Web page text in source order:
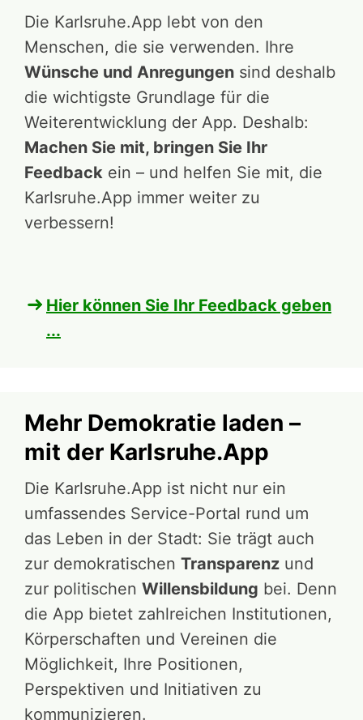
Die Karlsruhe.App lebt von den
Menschen, die sie verwenden. Ihre
Wünsche und Anregungen sind deshalb
die wichtigste Grundlage für die
Weiterentwicklung der App. Deshalb:
Machen Sie mit, bringen Sie Ihr
Feedback ein – und helfen Sie mit, die
Karlsruhe.App immer weiter zu
verbessern!
Hier können Sie Ihr Feedback geben
...
Mehr Demokratie laden –
mit der Karlsruhe.App
Die Karlsruhe.App ist nicht nur ein
umfassendes Service-Portal rund um
das Leben in der Stadt: Sie trägt auch
zur demokratischen Transparenz und
zur politischen Willensbildung bei. Denn
die App bietet zahlreichen Institutionen,
Körperschaften und Vereinen die
Möglichkeit, Ihre Positionen,
Perspektiven und Initiativen zu
kommunizieren.